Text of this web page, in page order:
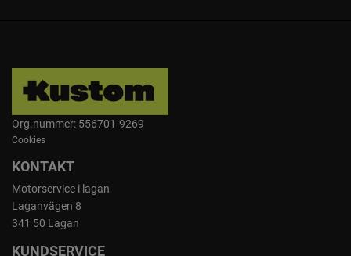
Org.nummer: 556701-9269
Cookies
KONTAKT
Motorservice i lagan
Laganvägen 8
341 50 Lagan
KUNDSERVICE